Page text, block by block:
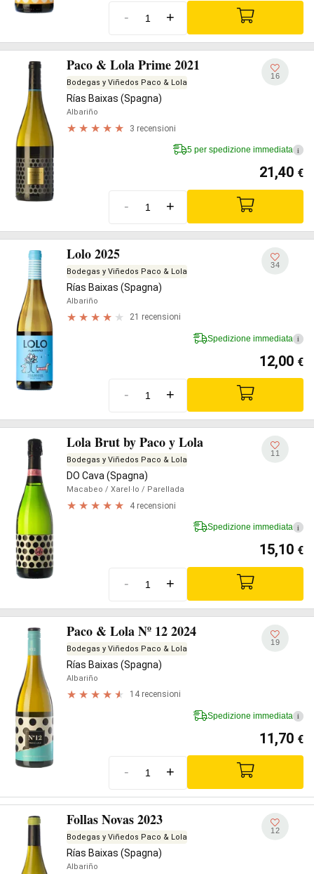
- +
Paco & Lola Prime 2021
Bodegas y Viñedos Paco & Lola
Rías Baixas (Spagna)
Albariño
3 recensioni
16
5 per spedizione immediata i
21,40 €
- +
Lolo 2025
Bodegas y Viñedos Paco & Lola
Rías Baixas (Spagna)
Albariño
21 recensioni
34
Spedizione immediata i
12,00 €
- +
Lola Brut by Paco y Lola
Bodegas y Viñedos Paco & Lola
DO Cava (Spagna)
Macabeo / Xarel·lo / Parellada
4 recensioni
11
Spedizione immediata i
15,10 €
- +
Paco & Lola Nº 12 2024
Bodegas y Viñedos Paco & Lola
Rías Baixas (Spagna)
Albariño
14 recensioni
19
Spedizione immediata i
11,70 €
- +
Follas Novas 2023
Bodegas y Viñedos Paco & Lola
Rías Baixas (Spagna)
Albariño
12